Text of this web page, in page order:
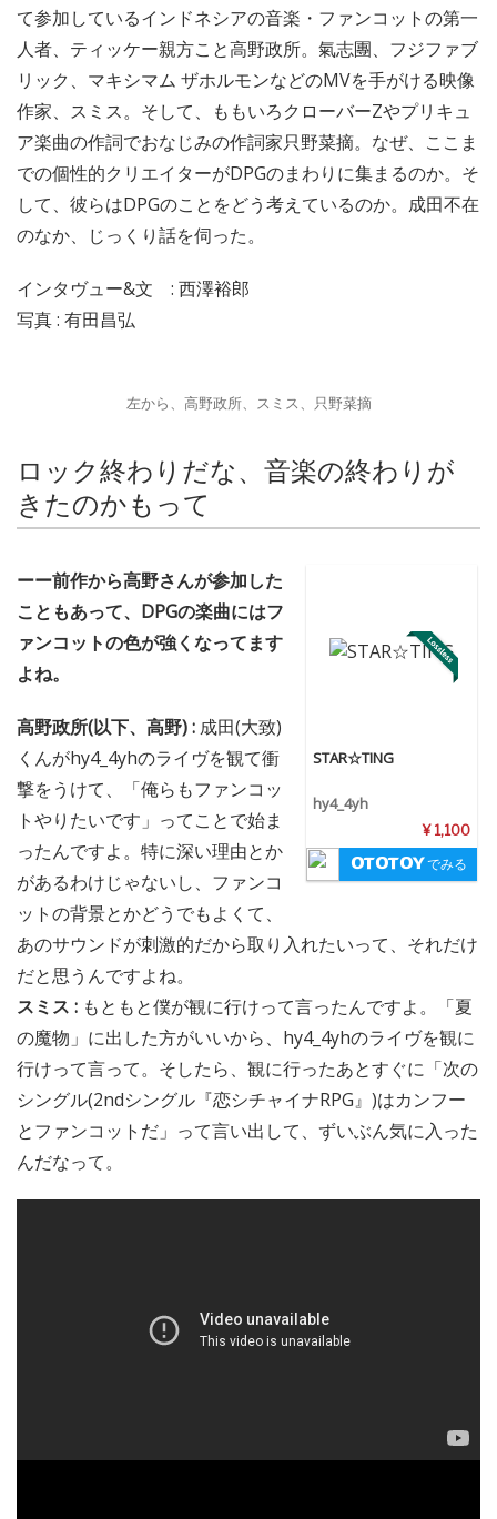
て参加しているインドネシアの音楽・ファンコットの第一
人者、ティッケー親方こと高野政所。氣志團、フジファブ
リック、マキシマム ザホルモンなどのMVを手がける映像
作家、スミス。そして、ももいろクローバーZやプリキュ
ア楽曲の作詞でおなじみの作詞家只野菜摘。なぜ、ここま
での個性的クリエイターがDPGのまわりに集まるのか。そ
して、彼らはDPGのことをどう考えているのか。成田不在
のなか、じっくり話を伺った。
インタヴュー&文 : 西澤裕郎
写真 : 有田昌弘
左から、高野政所、スミス、只野菜摘
ロック終わりだな、音楽の終わりが
きたのかもって
STAR☆TING
hy4_4yh
¥ 1,100
でみる
ーー前作から高野さんが参加した
こともあって、DPGの楽曲にはフ
ァンコットの色が強くなってます
よね。
高野政所(以下、高野) : 成田(大致)
くんがhy4_4yhのライヴを観て衝
撃をうけて、「俺らもファンコッ
トやりたいです」ってことで始ま
ったんですよ。特に深い理由とか
があるわけじゃないし、ファンコ
ットの背景とかどうでもよくて、
あのサウンドが刺激的だから取り入れたいって、それだけ
だと思うんですよね。
スミス : もともと僕が観に行けって言ったんですよ。「夏
の魔物」に出した方がいいから、hy4_4yhのライヴを観に
行けって言って。そしたら、観に行ったあとすぐに「次の
シングル(2ndシングル『恋シチャイナRPG』)はカンフー
とファンコットだ」って言い出して、ずいぶん気に入った
んだなって。